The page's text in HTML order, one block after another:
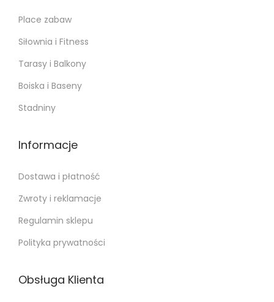
Place zabaw
Siłownia i Fitness
Tarasy i Balkony
Boiska i Baseny
Stadniny
Informacje
Dostawa i płatność
Zwroty i reklamacje
Regulamin sklepu
Polityka prywatności
Obsługa Klienta